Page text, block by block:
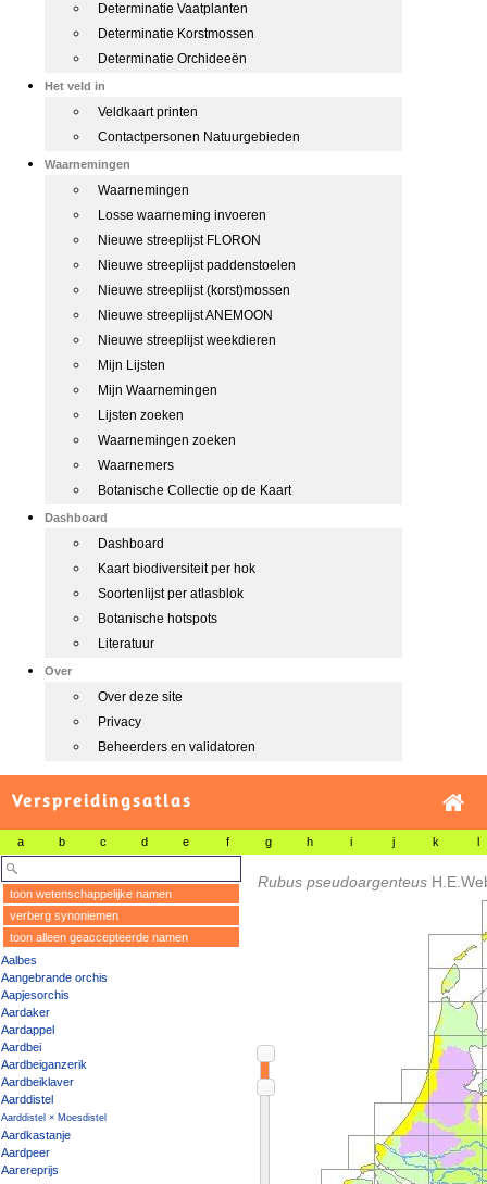
Determinatie Vaatplanten
Determinatie Korstmossen
Determinatie Orchideeën
Het veld in
Veldkaart printen
Contactpersonen Natuurgebieden
Waarnemingen
Waarnemingen
Losse waarneming invoeren
Nieuwe streeplijst FLORON
Nieuwe streeplijst paddenstoelen
Nieuwe streeplijst (korst)mossen
Nieuwe streeplijst ANEMOON
Nieuwe streeplijst weekdieren
Mijn Lijsten
Mijn Waarnemingen
Lijsten zoeken
Waarnemingen zoeken
Waarnemers
Botanische Collectie op de Kaart
Dashboard
Dashboard
Kaart biodiversiteit per hok
Soortenlijst per atlasblok
Botanische hotspots
Literatuur
Over
Over deze site
Privacy
Beheerders en validatoren
Verspreidingsatlas
a b c d e f g h i j k l
toon wetenschappelijke namen
verberg synoniemen
toon alleen geaccepteerde namen
Aalbes
Aangebrande orchis
Aapjesorchis
Aardaker
Aardappel
Aardbei
Aardbeiganzerik
Aardbeiklaver
Aarddistel
Aarddistel × Moesdistel
Aardkastanje
Aardpeer
Aarereprijs
Rubus pseudoargenteus